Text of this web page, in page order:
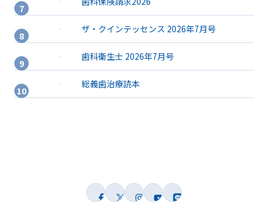
ザ・クインテッセンス 2026年7月号
歯科衛生士 2026年7月号
総義歯治療読本